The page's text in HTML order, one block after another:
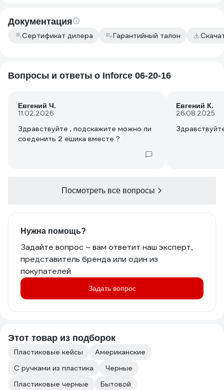
Документация
Сертификат дилера Гарантийный талон
Вопросы и ответы о Inforce 06-20-16
Евгений Ч.
11.02.2026
Здравствуйте , подскажите можно ли
соеденить 2 ешика вместе ?
Евгений К.
26.08.2025
Посмотреть все вопросы
Нужна помощь?
Задайте вопрос – вам ответит наш эксперт,
представитель бренда или один из
покупателей
Задать вопрос
Этот товар из подборок
Пластиковые кейсы
Американские
С ручками из пластика
Черные
Пластиковые черные
Бытовой